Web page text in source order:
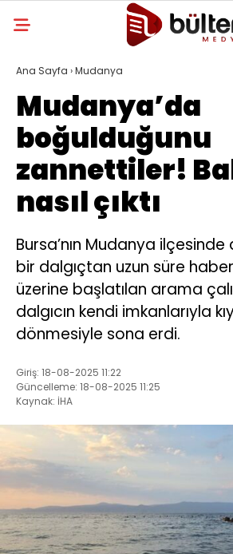
Ana Sayfa ›Mudanya
Mudanya’da
boğulduğunu
zannettiler!
nasıl çıktı
Bursa’nın Mudanya
bir dalgıçtan uzun süre
üzerine başlatılan arama
dalgıcın kendi imkanlarıyla
dönmesiyle sona erdi.
Giriş: 18-08-2025 11:22
Güncelleme: 18-08-2025 11:25
Kaynak: İHA